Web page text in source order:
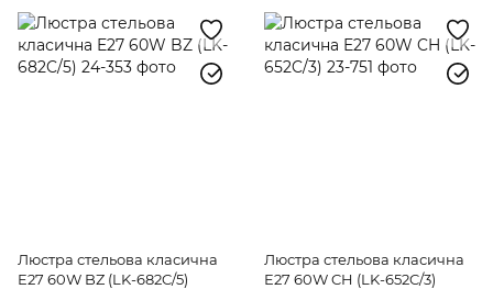
Люстра стельова класична
E27 60W BZ (LK-682C/5)
Люстра стельова класична
E27 60W CH (LK-652C/3)